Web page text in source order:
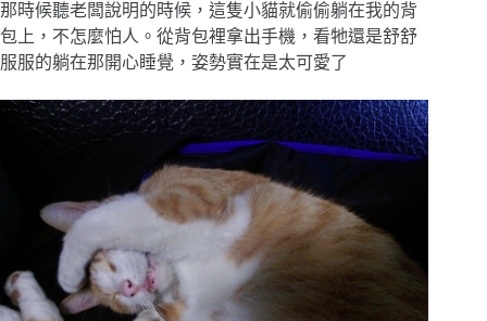
那時候聽老闆說明的時候，這隻小貓就偷偷躺在我的背
包上，不怎麼怕人。從背包裡拿出手機，看牠還是舒舒
服服的躺在那開心睡覺，姿勢實在是太可愛了